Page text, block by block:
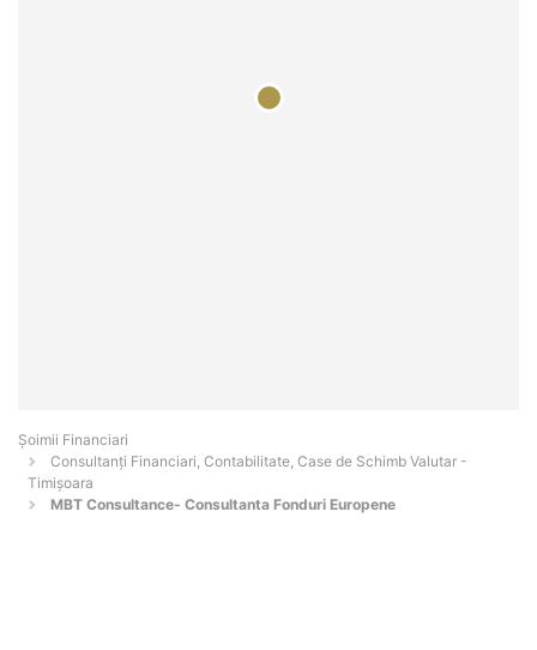
Șoimii Financiari
Consultanți Financiari, Contabilitate, Case de Schimb Valutar -
Timişoara
MBT Consultance- Consultanta Fonduri Europene